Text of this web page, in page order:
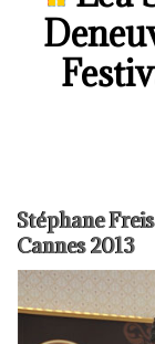
Stéphane
Cannes 2013